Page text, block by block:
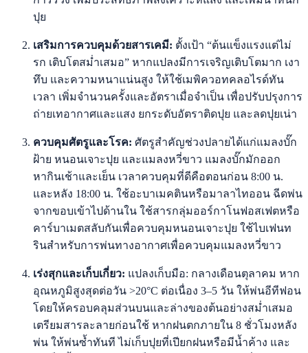
ปุย
เสริมการควบคุมด้วยสารเคมี: ตั้งเป้า “ต้นแข็งแรงแต่ไม่
รก เติบโตสม่ำเสมอ” หากแปลงมีการเจริญเติบโตมาก เงา
ทึบ และความหนาแน่นสูง ให้ใช้เมพิควอทคลอไรด์ทัน
เวลา เพิ่มจำนวนครั้งและอัตราเมื่อจำเป็น เพื่อปรับปรุงการ
ถ่ายเทอากาศและแสง ยกระดับอัตราติดปุย และลดปุยเน่า
ควบคุมศัตรูและโรค: ศัตรูสำคัญช่วงปลายได้แก่แมลงบั๊ก
ฝ้าย หนอนเจาะปุย และแมลงหวี่ขาว แมลงบั๊กมักออก
หากินเช้าและเย็น เวลาควบคุมที่ดีคือตอนก่อน 8:00 น.
และหลัง 18:00 น. ใช้อะบาเมคตินหรือมาลาไทออน ฉีดพ่น
จากขอบเข้าไปด้านใน ใช้สารกลุ่มออร์กาโนฟอสเฟตหรือ
คาร์บาเมตสลับกันเพื่อควบคุมหนอนเจาะปุย ใช้ไบเฟนท
รินสำหรับการพ่นทางอากาศเพื่อควบคุมแมลงหวี่ขาว
เร่งสุกและเก็บเกี่ยว: แปลงเก็บมือ: กลางเดือนตุลาคม หาก
อุณหภูมิสูงสุดต่อวัน >20°C ต่อเนื่อง 3–5 วัน ให้พ่นอีทีฟอน
โดยให้ครอบคลุมส่วนบนและล่างของต้นอย่างสม่ำเสมอ
เตรียมสารละลายก่อนใช้ หากฝนตกภายใน 8 ชั่วโมงหลัง
พ่น ให้พ่นซ้ำทันที ไม่เก็บปุยที่เปียกฝนหรือมีน้ำค้าง และ